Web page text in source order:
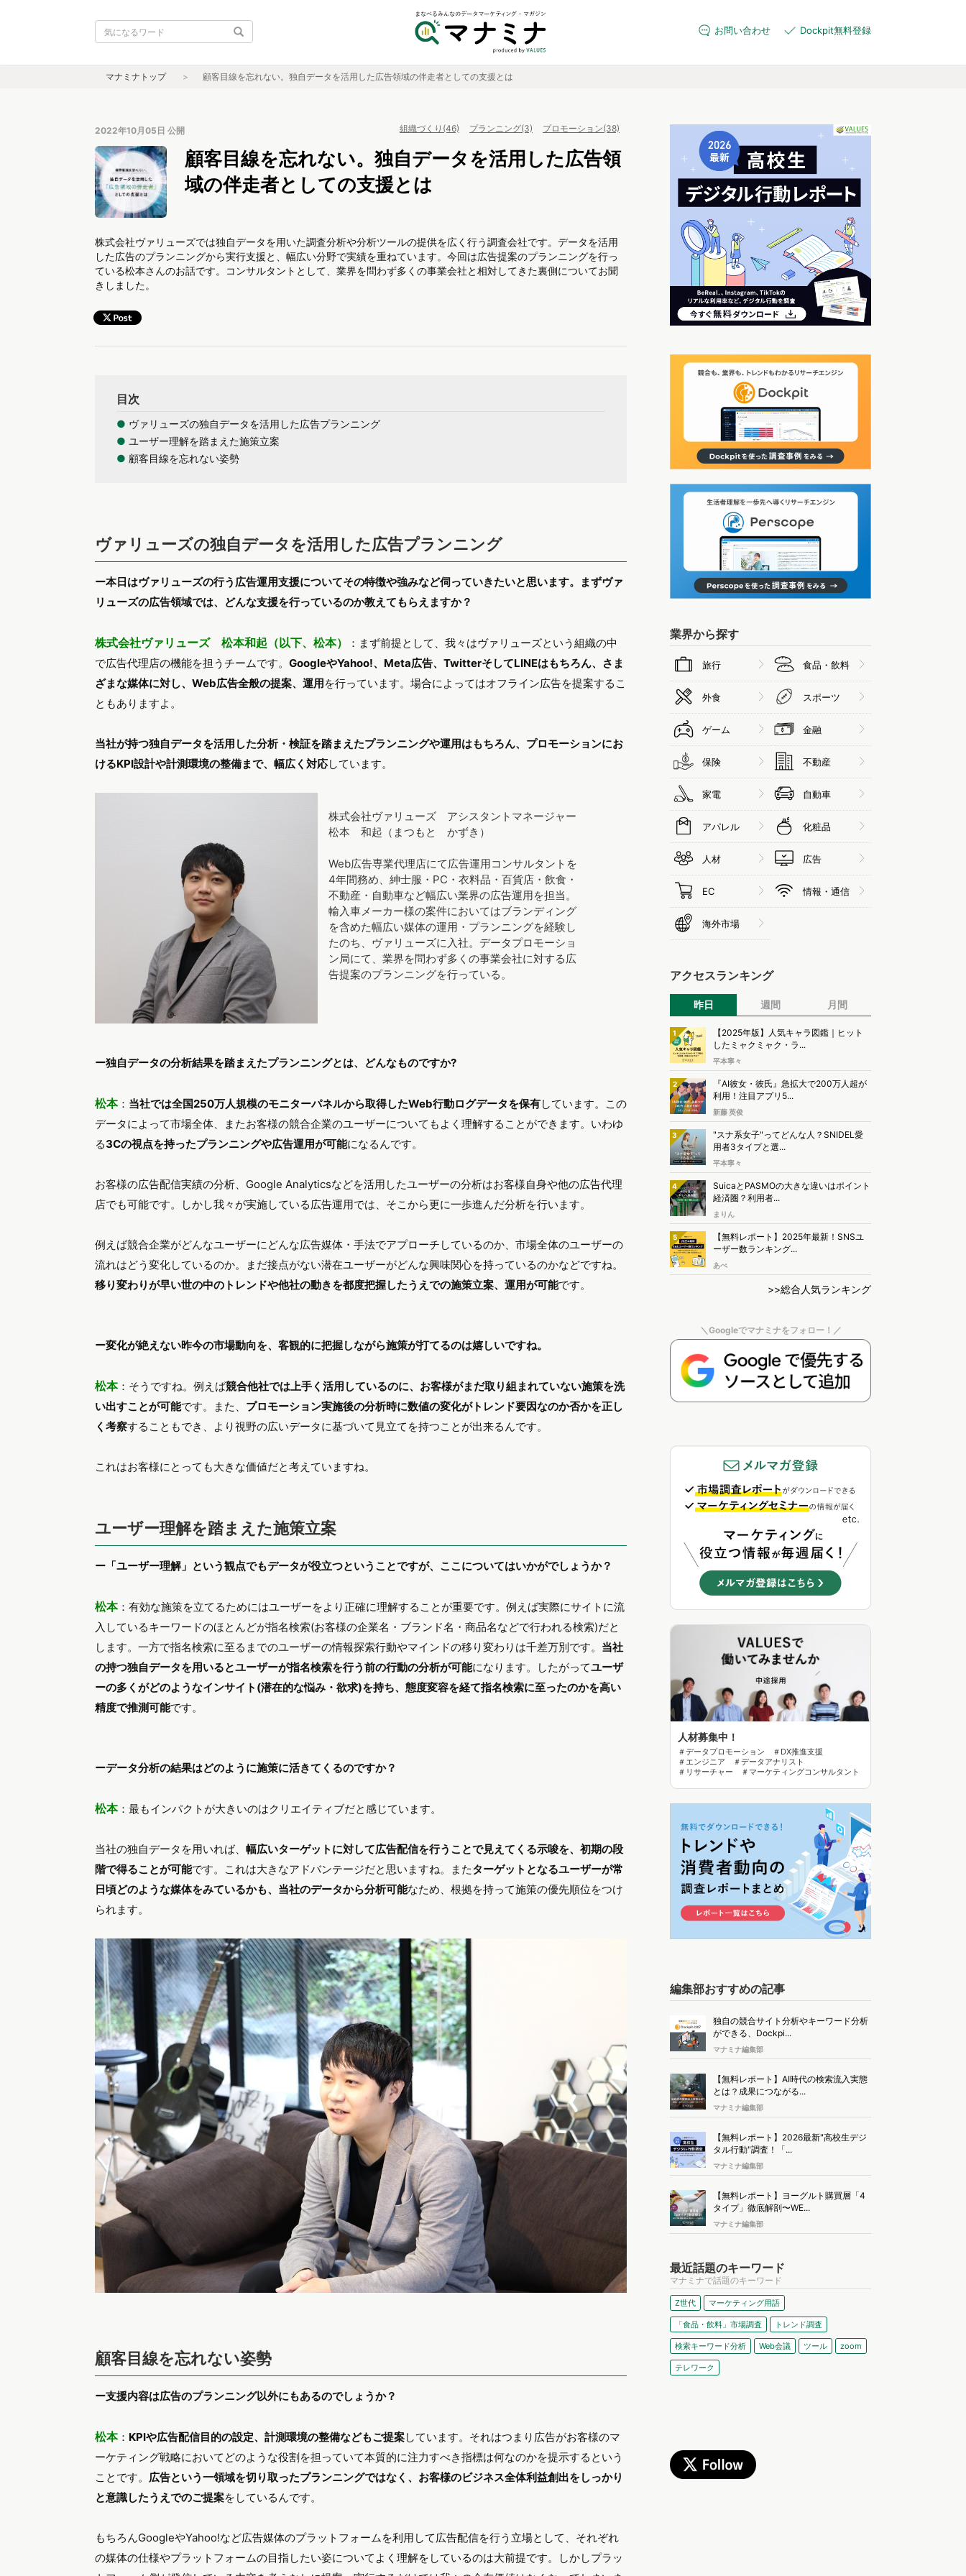
お問い合わせ Dockpit無料登録
マナミナトップ 顧客目線を忘れない。独自データを活用した広告領域の伴走者としての支援とは
2022年10月05日 公開 組織づくり(46) プランニング(3) プロモーション(38)
顧客目線を忘れない。独自データを活用した広告領
域の伴走者としての支援とは
株式会社ヴァリューズでは独自データを用いた調査分析や分析ツールの提供を広く行う調査会社です。データを活用
した広告のプランニングから実行支援と、幅広い分野で実績を重ねています。今回は広告提案のプランニングを行っ
ている松本さんのお話です。コンサルタントとして、業界を問わず多くの事業会社と相対してきた裏側についてお聞
きしました。
目次
● ヴァリューズの独自データを活用した広告プランニング
● ユーザー理解を踏まえた施策立案
● 顧客目線を忘れない姿勢
ヴァリューズの独自データを活用した広告プランニング
ー本日はヴァリューズの行う広告運用支援についてその特徴や強みなど伺っていきたいと思います。まずヴァ
リューズの広告領域では、どんな支援を行っているのか教えてもらえますか？
株式会社ヴァリューズ 松本和起（以下、松本）
：まず前提として、我々はヴァリューズという組織の中
で広告代理店の機能を担うチームです。 GoogleやYahoo!、Meta広告、TwitterそしてLINEはもちろん、さま
ざまな媒体に対し、Web広告全般の提案、運用を行っています。場合によってはオフライン広告を提案するこ
ともありますよ。
当社が持つ独自データを活用した分析・検証を踏まえたプランニングや運用はもちろん、プロモーションにお
けるKPI設計や計測環境の整備まで、幅広く対応しています。
株式会社ヴァリューズ アシスタントマネージャー
松本 和起（まつもと かずき）
Web広告専業代理店にて広告運用コンサルタントを
4年間務め、紳士服・PC・衣料品・百貨店・飲食・
不動産・自動車など幅広い業界の広告運用を担当。
輸入車メーカー様の案件においてはブランディング
を含めた幅広い媒体の運用・プランニングを経験し
たのち、ヴァリューズに入社。データプロモーショ
ン局にて、業界を問わず多くの事業会社に対する広
告提案のプランニングを行っている。
ー独自データの分析結果を踏まえたプランニングとは、どんなものですか?
松本： 当社では全国250万人規模のモニターパネルから取得したWeb行動ログデータを保有しています。この
データによって市場全体、またお客様の競合企業のユーザーについてもよく理解することができます。いわゆ
る3Cの視点を持ったプランニングや広告運用が可能になるんです。
お客様の広告配信実績の分析、Google Analyticsなどを活用したユーザーの分析はお客様自身や他の広告代理
店でも可能です。しかし我々が実施している広告運用では、そこから更に一歩進んだ分析を行います。
例えば競合企業がどんなユーザーにどんな広告媒体・手法でアプローチしているのか、市場全体のユーザーの
流れはどう変化しているのか。まだ接点がない潜在ユーザーがどんな興味関心を持っているのかなどですね。
移り変わりが早い世の中のトレンドや他社の動きを都度把握したうえでの施策立案、運用が可能です。
ー変化が絶えない昨今の市場動向を、客観的に把握しながら施策が打てるのは嬉しいですね。
松本：そうですね。例えば競合他社では上手く活用しているのに、お客様がまだ取り組まれていない施策を洗
い出すことが可能です。また、 プロモーション実施後の分析時に数値の変化がトレンド要因なのか否かを正し
く考察することもでき、より視野の広いデータに基づいて見立てを持つことが出来るんです。
これはお客様にとっても大きな価値だと考えていますね。
ユーザー理解を踏まえた施策立案
ー「ユーザー理解」という観点でもデータが役立つということですが、ここについてはいかがでしょうか？
松本：有効な施策を立てるためにはユーザーをより正確に理解することが重要です。例えば実際にサイトに流
入しているキーワードのほとんどが指名検索(お客様の企業名・ブランド名・商品名などで行われる検索)だと
します。一方で指名検索に至るまでのユーザーの情報探索行動やマインドの移り変わりは千差万別です。 当社
の持つ独自データを用いるとユーザーが指名検索を行う前の行動の分析が可能になります。したがってユーザ
ーの多くがどのようなインサイト(潜在的な悩み・欲求)を持ち、態度変容を経て指名検索に至ったのかを高い
精度で推測可能です。
ーデータ分析の結果はどのように施策に活きてくるのですか？
松本：最もインパクトが大きいのはクリエイティブだと感じています。
当社の独自データを用いれば、 幅広いターゲットに対して広告配信を行うことで見えてくる示唆を、初期の段
階で得ることが可能です。これは大きなアドバンテージだと思いますね。またターゲットとなるユーザーが常
日頃どのような媒体をみているかも、当社のデータから分析可能なため、根拠を持って施策の優先順位をつけ
られます。
顧客目線を忘れない姿勢
ー支援内容は広告のプランニング以外にもあるのでしょうか？
松本： KPIや広告配信目的の設定、計測環境の整備などもご提案しています。それはつまり広告がお客様のマ
ーケティング戦略においてどのような役割を担っていて本質的に注力すべき指標は何なのかを提示するという
ことです。 広告という一領域を切り取ったプランニングではなく、お客様のビジネス全体利益創出をしっかり
と意識したうえでのご提案をしているんです。
もちろんGoogleやYahoo!など広告媒体のプラットフォームを利用して広告配信を行う立場として、それぞれ
の媒体の仕様やプラットフォームの目指したい姿についてよく理解をしているのは大前提です。しかしプラッ
業界から探す
旅行 食品・飲料
外食 スポーツ
ゲーム 金融
保険 不動産
家電 自動車
アパレル 化粧品
人材 広告
EC 情報・通信
海外市場
アクセスランキング
昨日 週間 月間
1
【2025年版】人気キャラ図鑑｜ヒット
したミャクミャク・ラ...
平本寧々
2
『AI彼女・彼氏』急拡大で200万人超が
利用！注目アプリ5...
新藤 英俊
3
"スナ系女子"ってどんな人？SNIDEL愛
用者3タイプと選...
平本寧々
4
SuicaとPASMOの大きな違いはポイント
経済圏？利用者...
まりん
5
【無料レポート】2025年最新！SNSユ
ーザー数ランキング...
あべ
>>総合人気ランキング
＼Googleでマナミナをフォロー！／
人材募集中！
＃データプロモーション ＃DX推進支援
＃エンジニア ＃データアナリスト
＃リサーチャー ＃マーケティングコンサルタント
編集部おすすめの記事
独自の競合サイト分析やキーワード分析
ができる、Dockpi...
マナミナ編集部
【無料レポート】AI時代の検索流入実態
とは？成果につながる...
マナミナ編集部
【無料レポート】2026最新"高校生デジ
タル行動"調査！「...
マナミナ編集部
【無料レポート】ヨーグルト購買層「4
タイプ」徹底解剖〜WE...
マナミナ編集部
最近話題のキーワード
マナミナで話題のキーワード
Z世代 マーケティング用語
「食品・飲料」市場調査 トレンド調査
検索キーワード分析 Web会議 ツール zoom
テレワーク